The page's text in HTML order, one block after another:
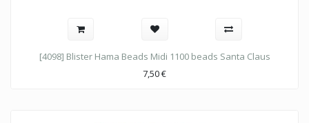
[4098] Blister Hama Beads Midi 1100 beads Santa Claus
7,50€